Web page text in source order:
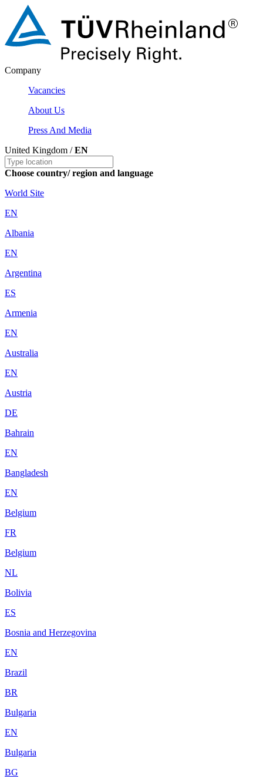
Company
Vacancies
About Us
Press And Media
United Kingdom /EN
Choose country/ region and language
World Site
EN
Albania
EN
Argentina
ES
Armenia
EN
Australia
EN
Austria
DE
Bahrain
EN
Bangladesh
EN
Belgium
FR
Belgium
NL
Bolivia
ES
Bosnia and Herzegovina
EN
Brazil
BR
Bulgaria
EN
Bulgaria
BG